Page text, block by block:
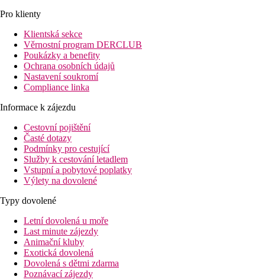
Pro klienty
Klientská sekce
Věrnostní program DERCLUB
Poukázky a benefity
Ochrana osobních údajů
Nastavení soukromí
Compliance linka
Informace k zájezdu
Cestovní pojištění
Časté dotazy
Podmínky pro cestující
Služby k cestování letadlem
Vstupní a pobytové poplatky
Výlety na dovolené
Typy dovolené
Letní dovolená u moře
Last minute zájezdy
Animační kluby
Exotická dovolená
Dovolená s dětmi zdarma
Poznávací zájezdy